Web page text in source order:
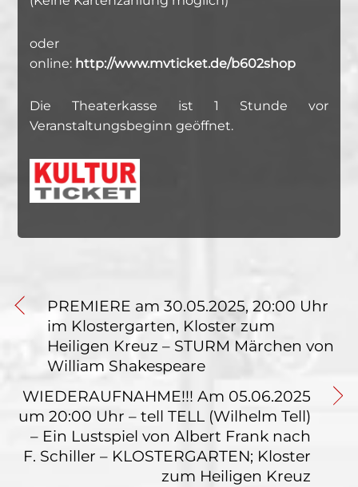
oder
online: http://www.mvticket.de/b602shop
Die Theaterkasse ist 1 Stunde vor
Veranstaltungsbeginn geöffnet.
PREMIERE am 30.05.2025, 20:00 Uhr
im Klostergarten, Kloster zum
Heiligen Kreuz – STURM Märchen von
William Shakespeare
WIEDERAUFNAHME!!! Am 05.06.2025
um 20:00 Uhr – tell TELL (Wilhelm Tell)
– Ein Lustspiel von Albert Frank nach
F. Schiller – KLOSTERGARTEN; Kloster
zum Heiligen Kreuz